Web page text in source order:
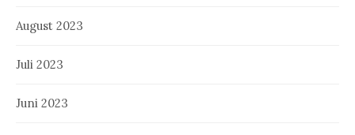
August 2023
Juli 2023
Juni 2023